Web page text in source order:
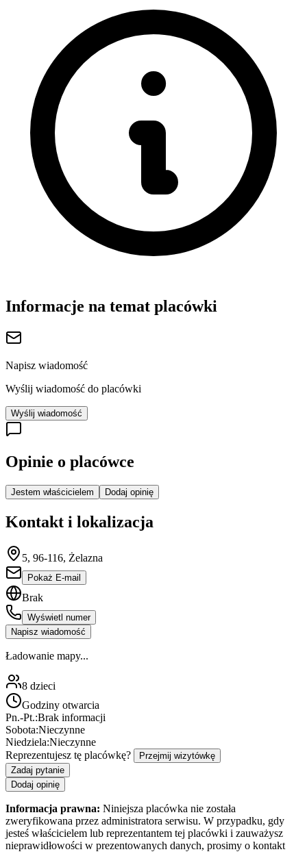
Informacje na temat placówki
Napisz wiadomość
Wyślij wiadomość do placówki
Wyślij wiadomość
Opinie o placówce
Jestem właścicielem Dodaj opinię
Kontakt i lokalizacja
5, 96-116, Żelazna
Pokaż E-mail
Brak
Wyświetl numer
Napisz wiadomość
Ładowanie mapy...
8 dzieci
Godziny otwarcia
Pn.-Pt.:Brak informacji
Sobota:Nieczynne
Niedziela:Nieczynne
Reprezentujesz tę placówkę?
Przejmij wizytówkę
Zadaj pytanie
Dodaj opinię
Informacja prawna: Niniejsza placówka nie została
zweryfikowana przez administratora serwisu. W przypadku, gdy
jesteś właścicielem lub reprezentantem tej placówki i zauważysz
nieprawidłowości w prezentowanych danych, prosimy o kontakt